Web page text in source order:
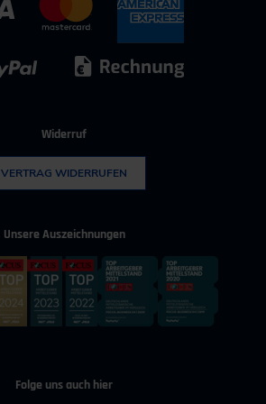
Technischer Vertrieb
Widerruf
VERTRAG WIDERRUFEN
Unsere Auszeichnungen
Folge uns auch hier